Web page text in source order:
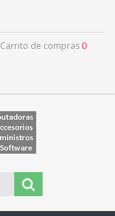
Carrito de compras 0